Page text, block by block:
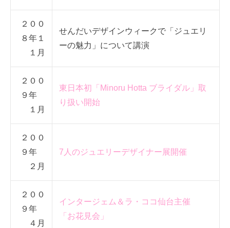
２００
８年１
１月
せんだいデザインウィークで「ジュエリ
ーの魅力」について講演
２００
９年
１月
東日本初「Minoru Hotta ブライダル」取
り扱い開始
２００
９年
２月
7人のジュエリーデザイナー展開催
２００
９年
４月
インタージェム＆ラ・ココ仙台主催
「お花見会」